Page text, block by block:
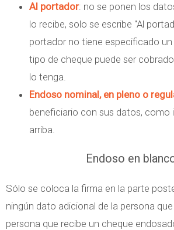
Al portador: no se ponen los
lo recibe, solo se escribe "Al
portador no tiene especificado
tipo de cheque puede ser
lo tenga.
Endoso nominal, en pleno o
beneficiario con sus datos, como
arriba.
Endoso en
Sólo se coloca la firma en la parte
ningún dato adicional de la persona
persona que recibe un cheque